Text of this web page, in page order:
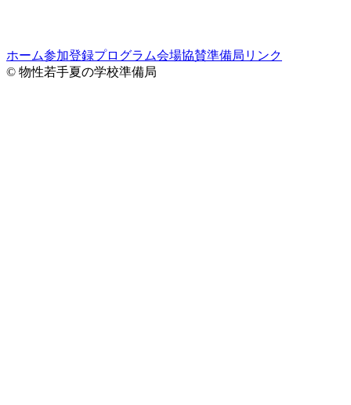
ホーム参加登録プログラム会場協賛準備局 リンク
© 物性若手夏の学校準備局